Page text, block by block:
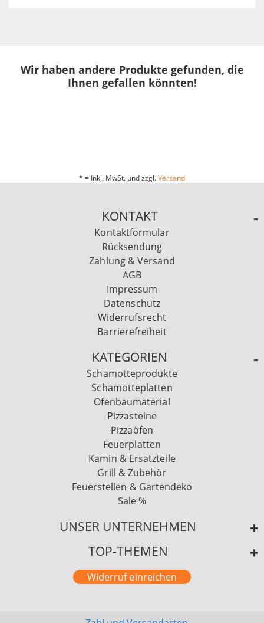
Wir haben andere Produkte gefunden, die
Ihnen gefallen könnten!
* = Inkl. MwSt. und zzgl.Versand
KONTAKT
Kontaktformular
Rücksendung
Zahlung & Versand
AGB
Impressum
Datenschutz
Widerrufsrecht
Barrierefreiheit
KATEGORIEN
Schamotteprodukte
Schamotteplatten
Ofenbaumaterial
Pizzasteine
Pizzaöfen
Feuerplatten
Kamin & Ersatzteile
Grill & Zubehör
Feuerstellen & Gartendeko
Sale %
UNSER UNTERNEHMEN
TOP-THEMEN
Widerruf einreichen